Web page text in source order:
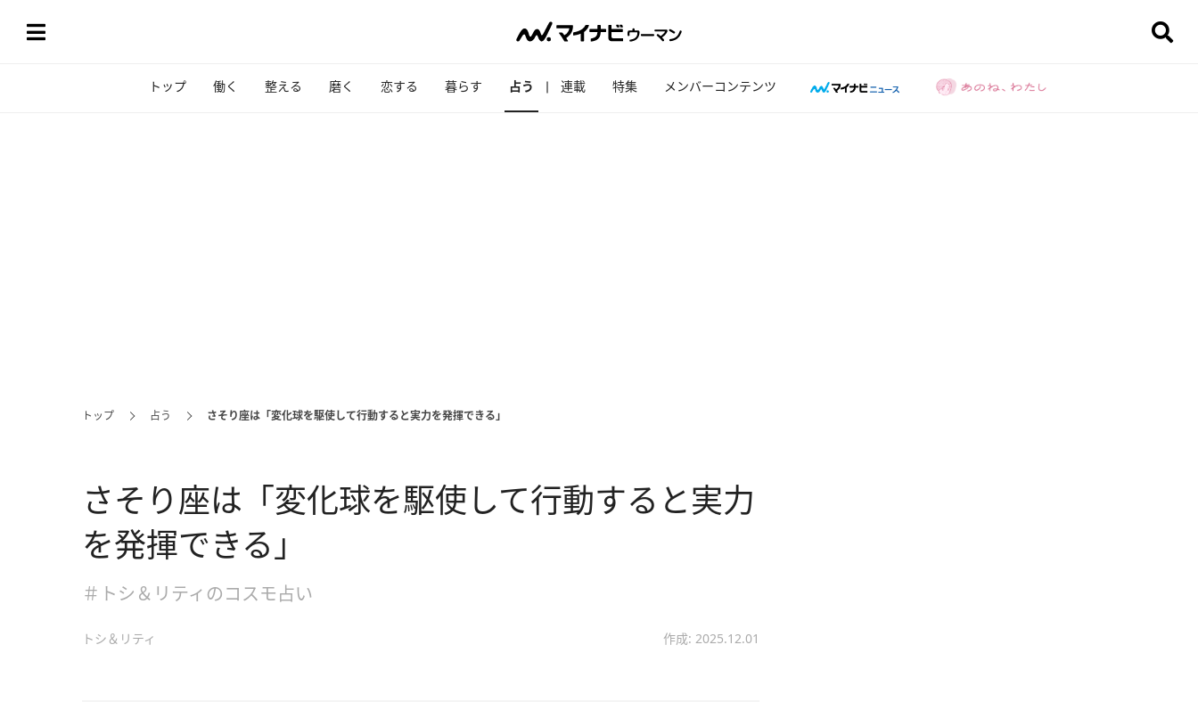
トップ 働く 整える 磨く 恋する 暮らす 占う 連載 特集 メンバーコンテンツ
トップ 占う さそり座は「変化球を駆使して行動すると実力を発揮できる」
さそり座は「変化球を駆使して行動すると実力
を発揮できる」
＃トシ＆リティのコスモ占い
トシ＆リティ 作成: 2025.12.01